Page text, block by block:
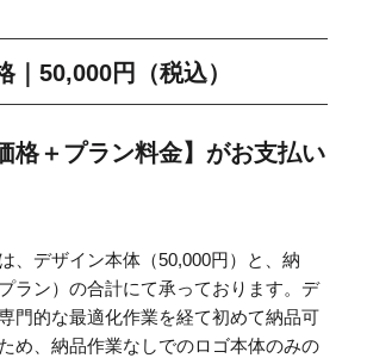
｜50,000円（税込）
格＋プラン料金】がお支払い
、デザイン本体（50,000円）と、納
ラン）の合計にて承っております。デ
門的な最適化作業を経て初めて納品可
め、納品作業なしでのロゴ本体のみの